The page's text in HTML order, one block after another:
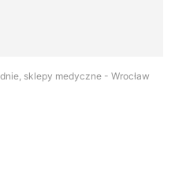
sklepy medyczne - Wrocław